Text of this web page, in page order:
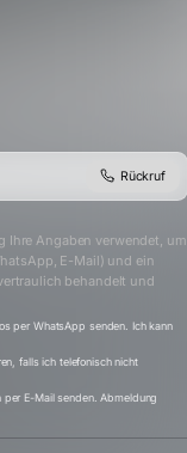
Rückruf
Ihre Angaben verwendet, um
E-Mail) und ein
behandelt und
per WhatsApp senden. Ich kann
falls ich telefonisch nicht
E-Mail senden. Abmeldung